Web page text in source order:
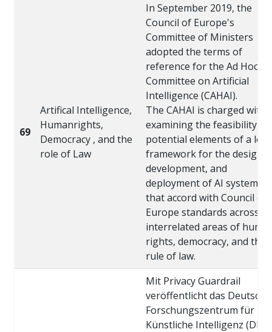
69
Artifical Intelligence,
Humanrights,
Democracy , and the
role of Law
In September 2019, the
Council of Europe's
Committee of Ministers
adopted the terms of
reference for the Ad Hoc
Committee on Artificial
Intelligence (CAHAI).
The CAHAI is charged with
examining the feasibility
potential elements of a
framework for the design,
development, and
deployment of AI systems
that accord with Council of
Europe standards across
interrelated areas of
rights, democracy, and the
rule of law.
Mit Privacy Guardrail
veröffentlicht das Deutsche
Forschungszentrum für
Künstliche Intelligenz